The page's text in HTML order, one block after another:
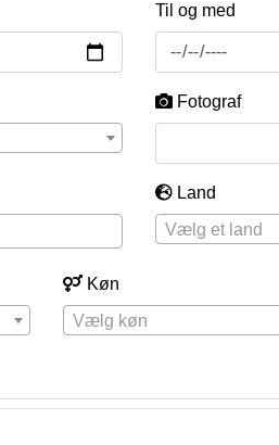
Til og med
Fotograf
Land
Vælg et land
Køn
Vælg køn